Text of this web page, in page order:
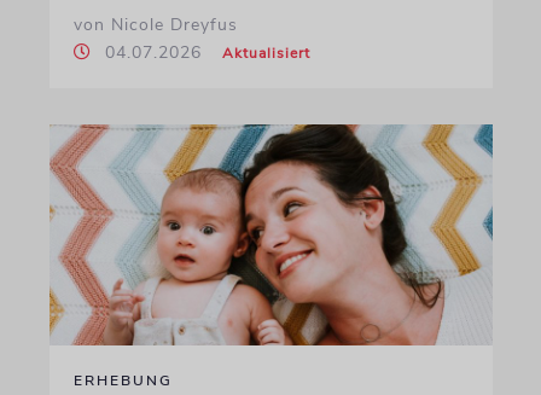
von Nicole Dreyfus
04.07.2026
Aktualisiert
ERHEBUNG